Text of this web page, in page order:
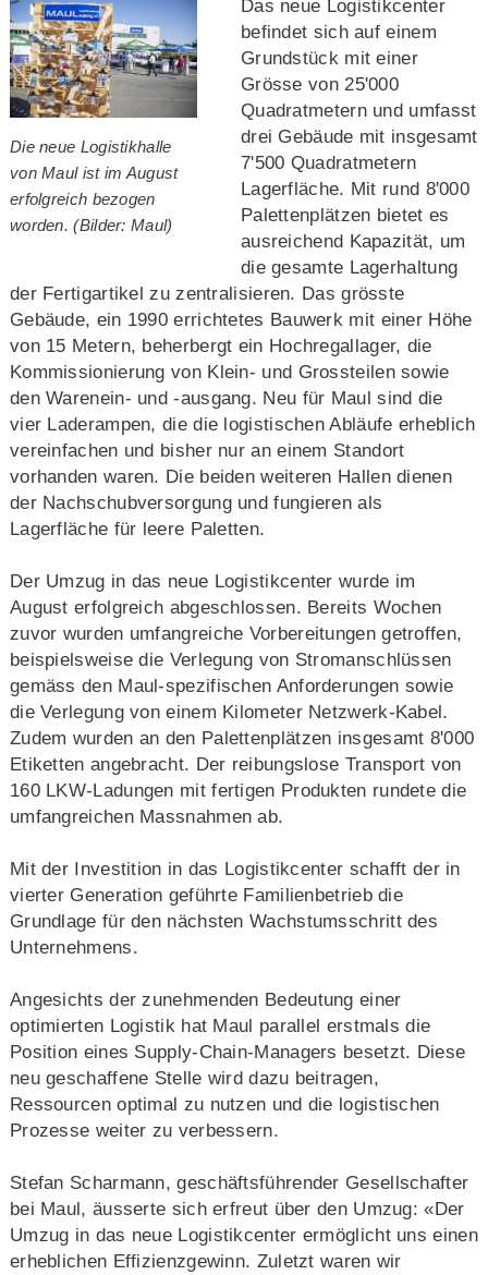
Die neue Logistikhalle
von Maul ist im August
erfolgreich bezogen
worden. (Bilder: Maul)
Das neue Logistikcenter
befindet sich auf einem
Grundstück mit einer
Grösse von 25'000
Quadratmetern und umfasst
drei Gebäude mit insgesamt
7'500 Quadratmetern
Lagerfläche. Mit rund 8'000
Palettenplätzen bietet es
ausreichend Kapazität, um
die gesamte Lagerhaltung
der Fertigartikel zu zentralisieren. Das grösste
Gebäude, ein 1990 errichtetes Bauwerk mit einer Höhe
von 15 Metern, beherbergt ein Hochregallager, die
Kommissionierung von Klein- und Grossteilen sowie
den Warenein- und -ausgang. Neu für Maul sind die
vier Laderampen, die die logistischen Abläufe erheblich
vereinfachen und bisher nur an einem Standort
vorhanden waren. Die beiden weiteren Hallen dienen
der Nachschubversorgung und fungieren als
Lagerfläche für leere Paletten.
Der Umzug in das neue Logistikcenter wurde im
August erfolgreich abgeschlossen. Bereits Wochen
zuvor wurden umfangreiche Vorbereitungen getroffen,
beispielsweise die Verlegung von Stromanschlüssen
gemäss den Maul-spezifischen Anforderungen sowie
die Verlegung von einem Kilometer Netzwerk-Kabel.
Zudem wurden an den Palettenplätzen insgesamt 8'000
Etiketten angebracht. Der reibungslose Transport von
160 LKW-Ladungen mit fertigen Produkten rundete die
umfangreichen Massnahmen ab.
Mit der Investition in das Logistikcenter schafft der in
vierter Generation geführte Familienbetrieb die
Grundlage für den nächsten Wachstumsschritt des
Unternehmens.
Angesichts der zunehmenden Bedeutung einer
optimierten Logistik hat Maul parallel erstmals die
Position eines Supply-Chain-Managers besetzt. Diese
neu geschaffene Stelle wird dazu beitragen,
Ressourcen optimal zu nutzen und die logistischen
Prozesse weiter zu verbessern.
Stefan Scharmann, geschäftsführender Gesellschafter
bei Maul, äusserte sich erfreut über den Umzug: «Der
Umzug in das neue Logistikcenter ermöglicht uns einen
erheblichen Effizienzgewinn. Zuletzt waren wir